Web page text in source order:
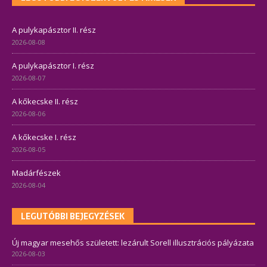
A pulykapásztor II. rész
2026-08-08
A pulykapásztor I. rész
2026-08-07
A kőkecske II. rész
2026-08-06
A kőkecske I. rész
2026-08-05
Madárfészek
2026-08-04
LEGUTÓBBI BEJEGYZÉSEK
Új magyar mesehős született: lezárult Sorell illusztrációs pályázata
2026-08-03